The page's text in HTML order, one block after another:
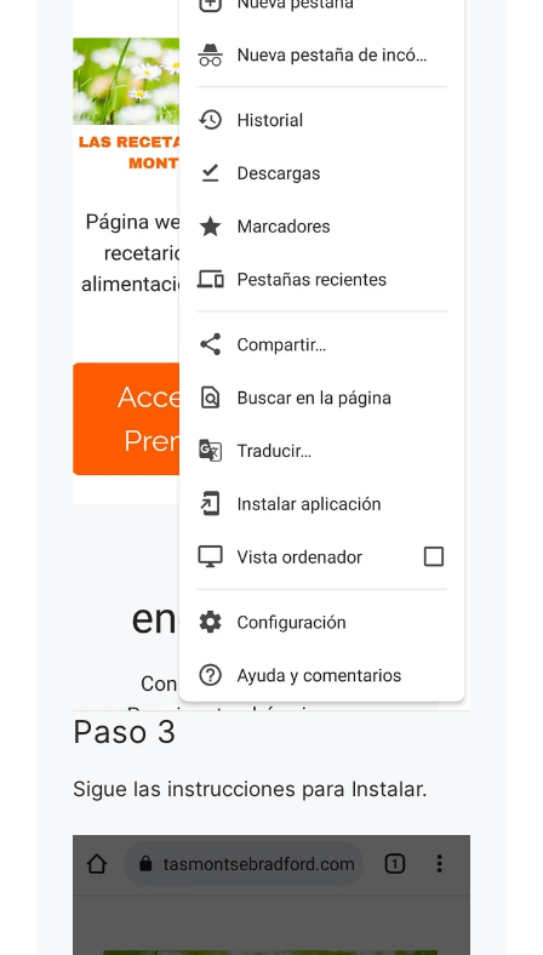
Paso 3
Sigue las instrucciones para Instalar.